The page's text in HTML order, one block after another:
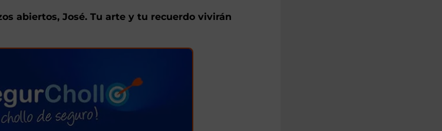
abiertos, José. Tu arte y tu recuerdo vivirán